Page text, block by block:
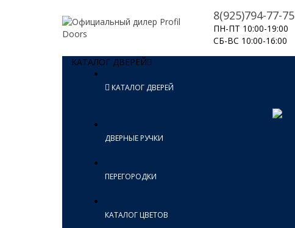
8(925)794-77-75
ПН-ПТ 10:00-19:00
СБ-ВС 10:00-16:00
КАТАЛОГ ДВЕРЕЙ
КАТАЛОГ ДВЕРЕЙ
ДВЕРНЫЕ РУЧКИ
ПЕРЕГОРОДКИ
КАТАЛОГ ЦВЕТОВ